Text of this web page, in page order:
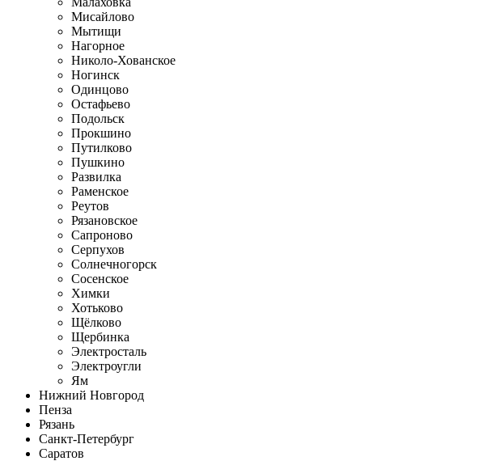
Мисайлово
Мытищи
Нагорное
Николо-Хованское
Ногинск
Одинцово
Остафьево
Подольск
Прокшино
Путилково
Пушкино
Развилка
Раменское
Реутов
Рязановское
Сапроново
Серпухов
Солнечногорск
Сосенское
Химки
Хотьково
Щёлково
Щербинка
Электросталь
Электроугли
Ям
Нижний Новгород
Пенза
Рязань
Санкт-Петербург
Саратов